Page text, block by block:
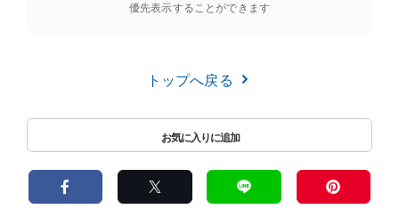
優先表示することができます
トップへ戻る